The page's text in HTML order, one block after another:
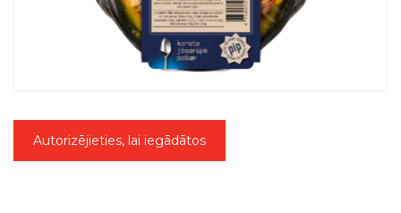
Autorizējieties, lai iegādātos